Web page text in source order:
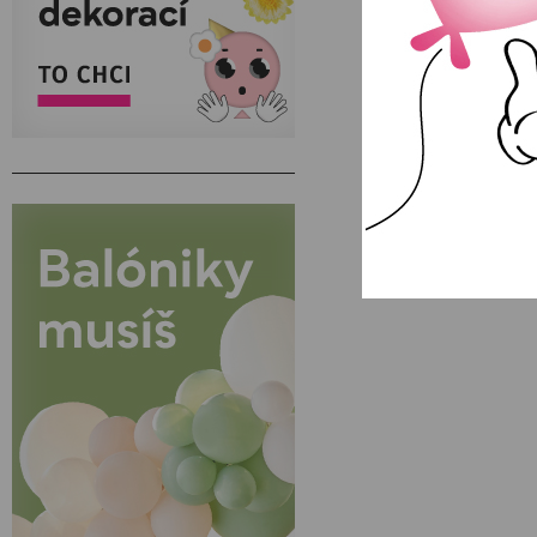
Girlanda z
NA SKLADE